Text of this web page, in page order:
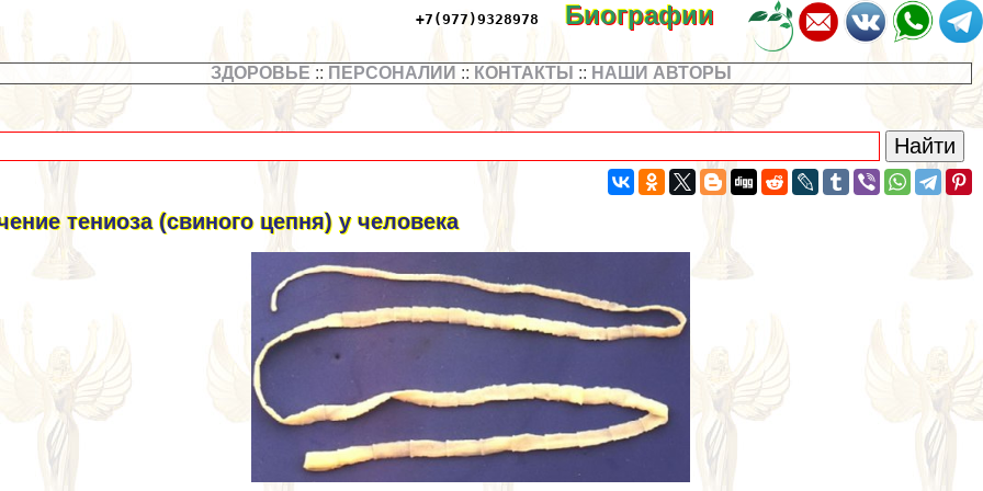
+7(977)9328978 Биографии
ЗДОРОВЬЕ :: ПЕРСОНАЛИИ :: КОНТАКТЫ :: НАШИ АВТОРЫ
тениоза (свиного цепня) у человека